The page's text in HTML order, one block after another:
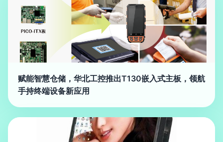
赋能智慧仓储，华北工控推出T130嵌入式主板，领航
手持终端设备新应用